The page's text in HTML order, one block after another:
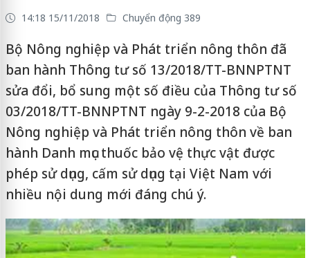
14:18 15/11/2018 Chuyển động 389
Bộ Nông nghiệp và Phát triển nông thôn đã
ban hành Thông tư số 13/2018/TT-BNNPTNT
sửa đổi, bổ sung một số điều của Thông tư số
03/2018/TT-BNNPTNT ngày 9-2-2018 của Bộ
Nông nghiệp và Phát triển nông thôn về ban
hành Danh mục thuốc bảo vệ thực vật được
phép sử dụng, cấm sử dụng tại Việt Nam với
nhiều nội dung mới đáng chú ý.